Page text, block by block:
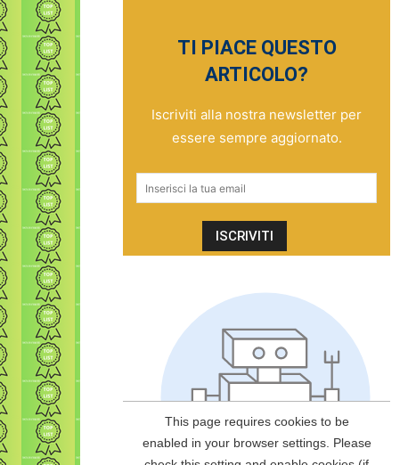
TI PIACE QUESTO
ARTICOLO?
Iscriviti alla nostra newsletter per
essere sempre aggiornato.